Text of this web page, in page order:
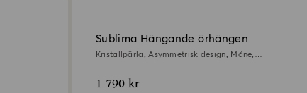
Sublima Hängande örhängen
Kristallpärla, Asymmetrisk design, Måne,
1 790 kr